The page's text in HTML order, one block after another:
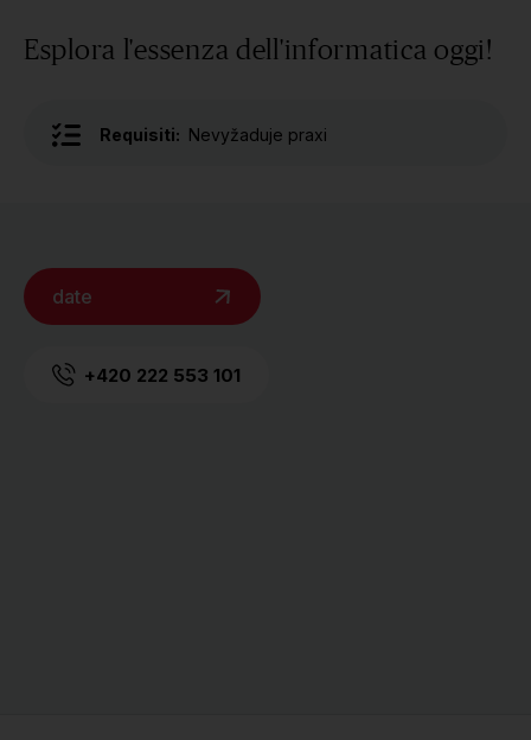
Esplora l'essenza dell'informatica oggi!
Requisiti: Nevyžaduje praxi
date
+420 222 553 101